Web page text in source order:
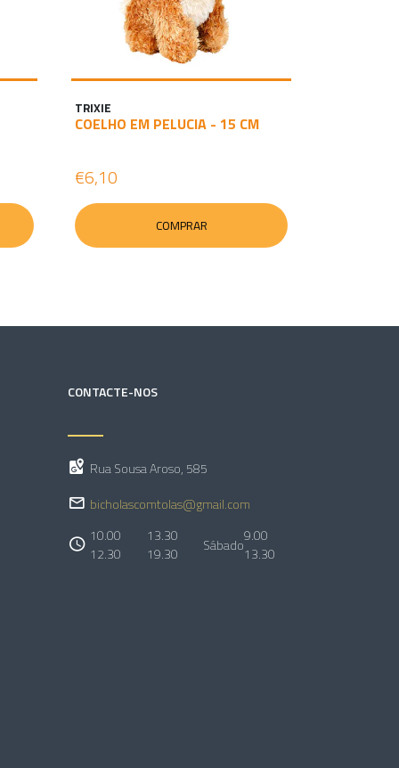
TRIXIE
COELHO EM PELUCIA - 15 CM
€6,10
COMPRAR
CONTACTE-NOS
Rua Sousa Aroso, 585
bicholascomtolas@gmail.com
10.00
12.30
13.30
19.30
Sábado9.00
13.30